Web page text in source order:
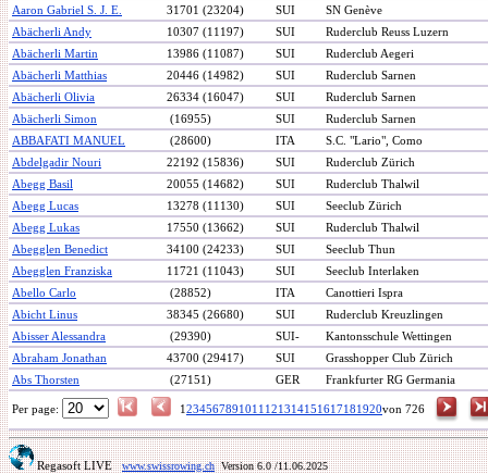
Aaron Gabriel S. J. E.
31701 (23204) SUI
SN Genève
Abächerli Andy
10307 (11197) SUI
Ruderclub Reuss Luzern
Abächerli Martin
13986 (11087) SUI
Ruderclub Aegeri
Abächerli Matthias
20446 (14982) SUI
Ruderclub Sarnen
Abächerli Olivia
26334 (16047) SUI
Ruderclub Sarnen
Abächerli Simon
(16955) SUI
Ruderclub Sarnen
ABBAFATI MANUEL
(28600) ITA
S.C. "Lario", Como
Abdelgadir Nouri
22192 (15836) SUI
Ruderclub Zürich
Abegg Basil
20055 (14682) SUI
Ruderclub Thalwil
Abegg Lucas
13278 (11130) SUI
Seeclub Zürich
Abegg Lukas
17550 (13662) SUI
Ruderclub Thalwil
Abegglen Benedict
34100 (24233) SUI
Seeclub Thun
Abegglen Franziska
11721 (11043) SUI
Seeclub Interlaken
Abello Carlo
(28852) ITA
Canottieri Ispra
Abicht Linus
38345 (26680) SUI
Ruderclub Kreuzlingen
Abisser Alessandra
(29390) SUI-
Kantonsschule Wettingen
Abraham Jonathan
43700 (29417) SUI
Grasshopper Club Zürich
Abs Thorsten
(27151) GER Frankfurter RG Germania
Per page: 1234567891011 121314151617181920von 726
Regasoft LIVE www.swissrowing.chVersion 6.0/11.06.2025